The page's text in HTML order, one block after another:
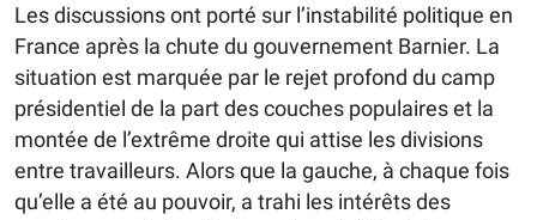
Les discussions ont porté sur l’instabilité politique en
France après la chute du gouvernement Barnier. La
situation est marquée par le rejet profond du camp
présidentiel de la part des couches populaires et la
montée de l’extrême droite qui attise les divisions
entre travailleurs. Alors que la gauche, à chaque fois
qu’elle a été au pouvoir, a trahi les intérêts des